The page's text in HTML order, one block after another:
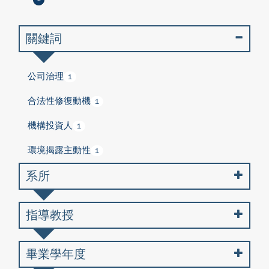
關鍵詞
公司治理 1
合法性修復動機 1
機構投資人 1
環境揭露主動性 1
系所
指導教授
畢業學年度